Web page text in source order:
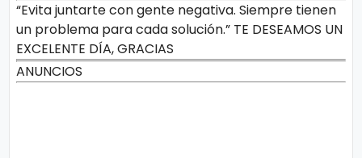
“Evita juntarte con gente negativa. Siempre tienen
un problema para cada solución.” TE DESEAMOS UN
EXCELENTE DÍA, GRACIAS
ANUNCIOS